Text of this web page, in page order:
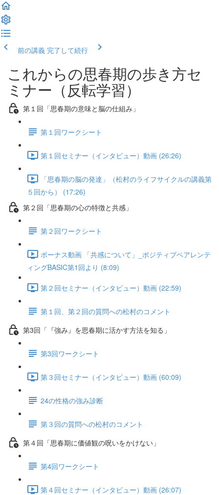
前の講義 完了して続行
これからの思春期の歩き方セ
ミナー（反転学習）
第１回「思春期の意味と脳の仕組み」
第１回ワークシート
第１回セミナー（インタビュー）動画 (26:26)
「思春期の脳の発達」（松村のライフサイクルの講義第
５回から） (17:26)
第２回「思春期の心の特徴と共感」
第２回ワークシート
ボーナス動画 「共感について」_ポジティブペアレンテ
ィングBASIC第1回より (8:09)
第２回セミナー（インタビュー）動画 (22:59)
第１回、第２回の質問への松村のコメント
第3回「『強み』を思春期に活かす方法を知る」
第3回ワークシート
第３回セミナー（インタビュー）動画 (60:09)
24の性格の強み診断
第３回の質問への松村のコメント
第４回「思春期に価値観の呪いをかけない」
第4回ワークシート
第４回セミナー（インタビュー）動画 (26:07)